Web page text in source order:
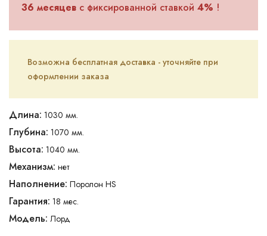
36 месяцев с фиксированной ставкой 4% !
Возможна бесплатная доставка - уточняйте при
оформлении заказа
Длина: 1030 мм.
Глубина: 1070 мм.
Высота: 1040 мм.
Механизм: нет
Наполнение: Поролон HS
Гарантия: 18 мес.
Модель: Лорд